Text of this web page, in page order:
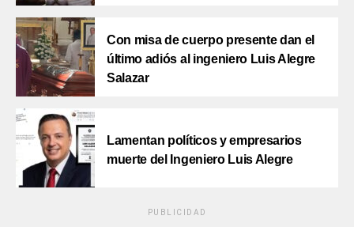
Con misa de cuerpo presente dan el
último adiós al ingeniero Luis Alegre
Salazar
Lamentan políticos y empresarios
muerte del Ingeniero Luis Alegre
PUBLICIDAD